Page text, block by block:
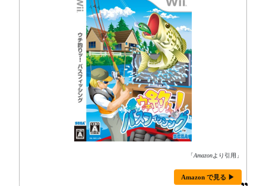
「Amazonより引用」
Amazon で見る ▶